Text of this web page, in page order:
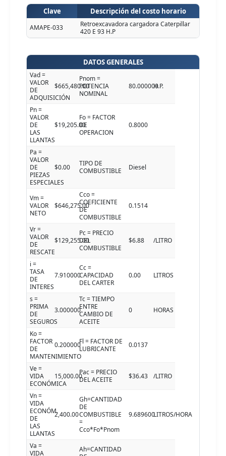
Clave Descripción del costo horario
AMAPE-033
Retroexcavadora cargadora Caterpillar
420 E 93 H.P
DATOS GENERALES
Vad =
VALOR
DE
ADQUISICIÓN
$665,480.00
Pnom =
POTENCIA
NOMINAL
80.000000H.P.
Pn =
VALOR
DE
LAS
LLANTAS
$19,205.00
Fo = FACTOR
DE
OPERACION
0.8000
Pa =
VALOR
DE
PIEZAS
ESPECIALES
$0.00
TIPO DE
COMBUSTIBLE
Diesel
Vm =
VALOR
NETO
$646,275.00
Cco =
COEFICIENTE
DE
COMBUSTIBLE
0.1514
Vr =
VALOR
DE
RESCATE
$129,255.00
Pc = PRECIO
DEL
COMBUSTIBLE
$6.88 /LITRO
i =
TASA
DE
INTERES
7.910000
Cc =
CAPACIDAD
DEL CARTER
0.00 LITROS
s =
PRIMA
DE
SEGUROS
3.000000
Tc = TIEMPO
ENTRE
CAMBIO DE
ACEITE
0 HORAS
Ko =
FACTOR
DE
MANTENIMIENTO
0.200000Fl = FACTOR DE
LUBRICANTE
0.0137
Ve =
VIDA
ECONÓMICA
15,000.00Pac = PRECIO
DEL ACEITE
$36.43 /LITRO
Vn =
VIDA
ECONÓM.
DE
LAS
LLANTAS
2,400.00
Gh=CANTIDAD
DE
COMBUSTIBLE
=
Cco*Fo*Pnom
9.689600LITROS/HORA
Va =
VIDA
Ah=CANTIDAD